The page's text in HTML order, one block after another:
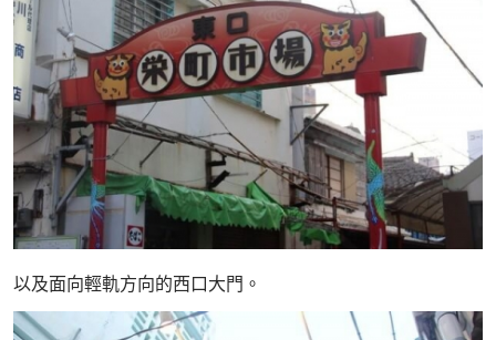
以及面向輕軌方向的西口大門。